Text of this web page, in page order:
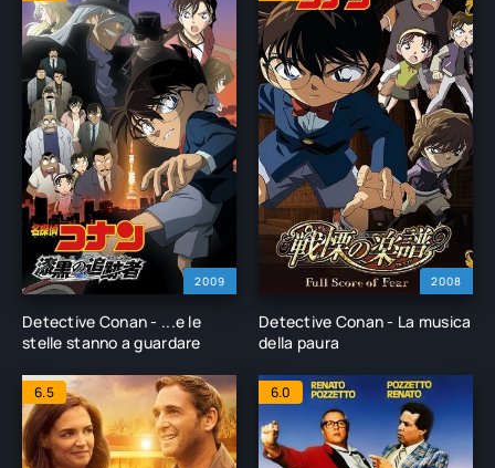
2009
Detective Conan - ...e le
stelle stanno a guardare
2008
Detective Conan - La musica
della paura
6.5 6.0